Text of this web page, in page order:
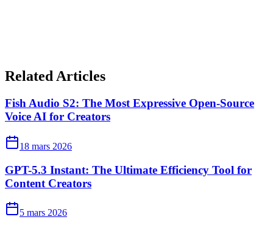
Related Articles
Fish Audio S2: The Most Expressive Open-Source
Voice AI for Creators
18 mars 2026
GPT-5.3 Instant: The Ultimate Efficiency Tool for
Content Creators
5 mars 2026